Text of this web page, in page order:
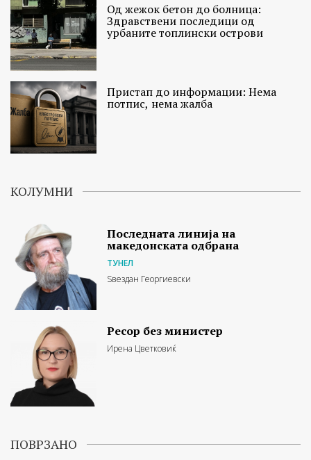
Од жежок бетон до болница:
Здравствени последици од
урбаните топлински острови
Пристап до информации: Нема
потпис, нема жалба
КОЛУМНИ
Последната линија на
македонската одбрана
ТУНЕЛ
Ѕвездан Георгиевски
Ресор без министер
Ирена Цветковиќ
ПОВРЗАНО